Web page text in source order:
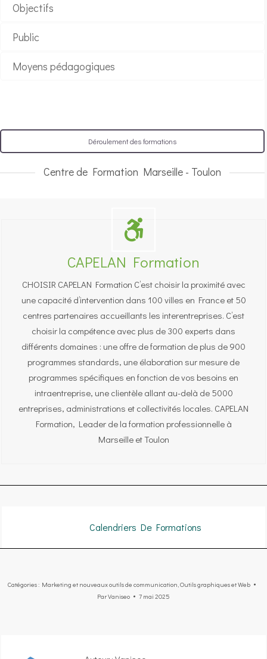
Objectifs
Public
Moyens pédagogiques
Déroulement des formations
Centre de Formation Marseille - Toulon
CAPELAN Formation
CHOISIR CAPELAN Formation C’est choisir la proximité avec
une capacité d’intervention dans 100 villes en France et 50
centres partenaires accueillants les interentreprises. C’est
choisir la compétence avec plus de 300 experts dans
différents domaines : une offre de formation de plus de 900
programmes standards, une élaboration sur mesure de
programmes spécifiques en fonction de vos besoins en
intraentreprise, une clientèle allant au-delà de 5000
entreprises, administrations et collectivités locales. CAPELAN
Formation, Leader de la formation professionnelle à
Marseille et Toulon
Calendriers De Formations
Catégories : Marketing et nouveaux outils de communication,Outils graphiques et Web
ParVaniseo 7 mai 2025